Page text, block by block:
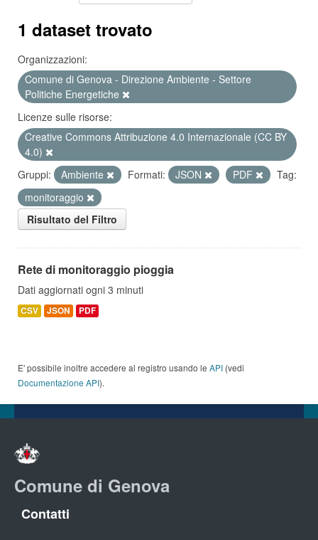
1 dataset trovato
Organizzazioni:
Comune di Genova - Direzione Ambiente - Settore
Politiche Energetiche
Licenze sulle risorse:
Creative Commons Attribuzione 4.0 Internazionale (CC BY
4.0)
Gruppi:
Ambiente Formati: JSON PDF
Tag:
monitoraggio
Risultato del Filtro
Rete di monitoraggio pioggia
Dati aggiornati ogni 3 minuti
CSV JSON PDF
E' possibile inoltre accedere al registro usando le API (vedi
Documentazione API).
Comune di Genova
Contatti